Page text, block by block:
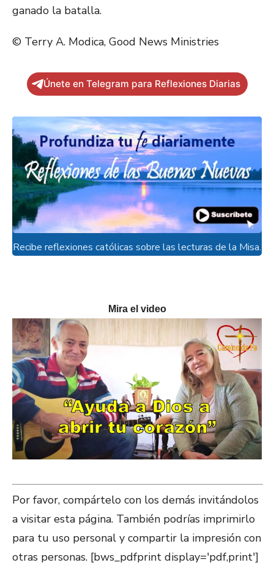
ganado la batalla.
© Terry A. Modica, Good News Ministries
Únete en Telegram para Reflexiones Diarias
Recibe reflexiones católicas sobre las lecturas de la Misa.
Mira el video
Por favor, compártelo con los demás invitándolos
a visitar esta página. También podrías imprimirlo
para tu uso personal y compartir la impresión con
otras personas. [bws_pdfprint display='pdf,print']